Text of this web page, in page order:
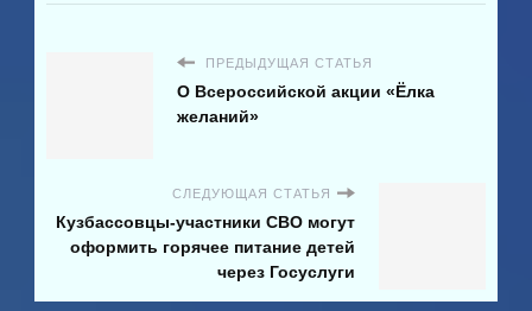
ПРЕДЫДУЩАЯ СТАТЬЯ
О Всероссийской акции «Ёлка
желаний»
СЛЕДУЮЩАЯ СТАТЬЯ
Кузбассовцы-участники СВО могут
оформить горячее питание детей
через Госуслуги